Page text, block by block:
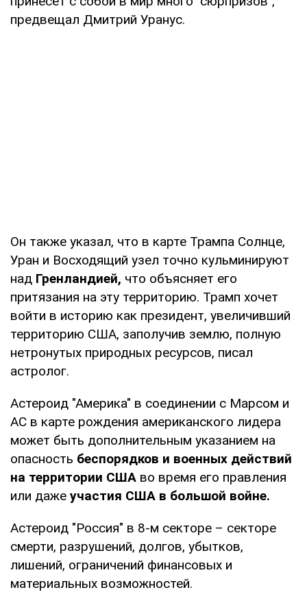
предвещал Дмитрий Уранус.
Он также указал, что в карте Трампа Солнце,
Уран и Восходящий узел точно кульминируют
над Гренландией, что объясняет его
притязания на эту территорию. Трамп хочет
войти в историю как президент, увеличивший
территорию США, заполучив землю, полную
нетронутых природных ресурсов, писал
астролог.
Астероид "Америка" в соединении с Марсом и
АС в карте рождения американского лидера
может быть дополнительным указанием на
опасность беспорядков и военных действий
на территории США во время его правления
или даже участия США в большой войне.
Астероид "Россия" в 8-м секторе – секторе
смерти, разрушений, долгов, убытков,
лишений, ограничений финансовых и
материальных возможностей.